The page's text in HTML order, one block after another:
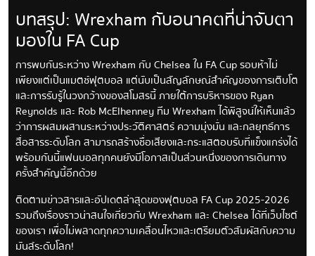
บทสรุป: Wrexham กับอนาคตที่น่าจับตา
มองใน FA Cup
การพบกันระหว่าง Wrexham กับ Chelsea ใน FA Cup รอบห้าไม่
เพียงแต่เป็นแมตช์ฟุตบอล แต่นับเป็นสัญลักษณ์สำคัญของการเติบโต
และการรับรู้ในวงกว้างของสโมสรนี้ ภายใต้การบริหารของ Ryan
Reynolds และ Rob McElhenney ทีม Wrexham ได้พิสูจน์ให้เห็นแล้ว
ว่าการผสมผสานระหว่างประวัติศาสตร์ ความมุ่งมั่น และกลยุทธ์การ
สื่อสารระดับโลก สามารถสร้างชื่อเสียงและกระแสตอบรับที่แข็งแกร่งได้
พร้อมกันนี้แฟนบอลทุกคนยังมีโอกาสเป็นส่วนหนึ่งของการเดินทาง
ครั้งสำคัญนี้อีกด้วย
ติดตามข่าวสารและอัปเดตล่าสุดของฟุตบอล FA Cup 2025-2026
รวมถึงเรื่องราวน่าสนใจเกี่ยวกับ Wrexham และ Chelsea ได้ที่เว็บไซต์
ของเรา เพื่อไม่พลาดทุกความเคลื่อนไหวและเตรียมตัวสัมผัสกับความ
มันส์ระดับโลก!